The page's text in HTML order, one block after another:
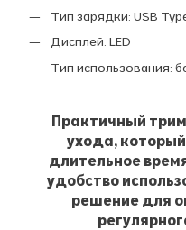
Тип зарядки: USB
Дисплей: LED
Тип использования:
Практичный
ухода,
длительное
удобство
решение для